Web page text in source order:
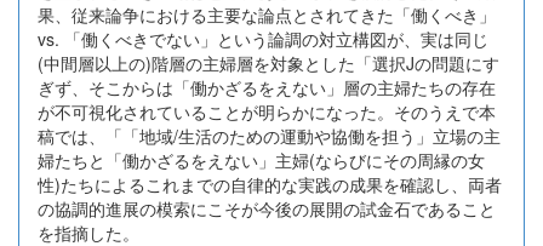
果、従来論争における主要な論点とされてきた「働くべき」
vs. 「働くべきでない」という論調の対立構図が、実は同じ
(中間層以上の)階層の主婦層を対象とした「選択Jの問題にす
ぎず、そこからは「働かざるをえない」層の主婦たちの存在
が不可視化されていることが明らかになった。そのうえで本
稿では、「「地域/生活のための運動や協働を担う」立場の主
婦たちと「働かざるをえない」主婦(ならびにその周縁の女
性)たちによるこれまでの自律的な実践の成果を確認し、両者
の協調的進展の模索にこそが今後の展開の試金石であること
を指摘した。